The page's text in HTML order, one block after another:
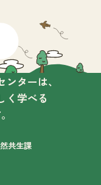
ターは、
く学べる
共生課